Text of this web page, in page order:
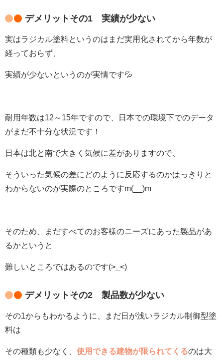
デメリットその1 実績が少ない
実はラジカル塗料というのはまだ実用化されてから年数が
経っておらず、
実績が少ないというのが実情です💦
耐用年数は12～15年ですので、日本での環境下でのデータ
がまだ不十分な状況です！
日本は北と南で大きく気候に差がありますので、
そういった気候の差にどのように反応するのかはっきりと
わからないのが実際のところですm(__)m
そのため、まだすべてのお客様のニーズにあった製品があ
るかというと
難しいところではあるのです(>_<)
デメリットその2 製品数が少ない
その1からもわかるように、まだ日が浅いラジカル制御型塗
料は
その種類も少なく、 使用できる建物が限られてくるのは大